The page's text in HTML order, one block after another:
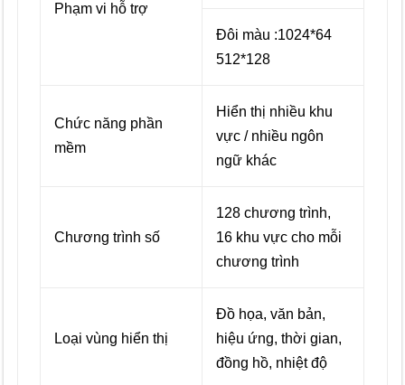
Phạm vi hỗ trợ
Đôi màu :1024*64
512*128
Chức năng phần
mềm
Hiển thị nhiều khu
vực / nhiều ngôn
ngữ khác
Chương trình số
128 chương trình,
16 khu vực cho mỗi
chương trình
Loại vùng hiển thị
Đồ họa, văn bản,
hiệu ứng, thời gian,
đồng hồ, nhiệt độ